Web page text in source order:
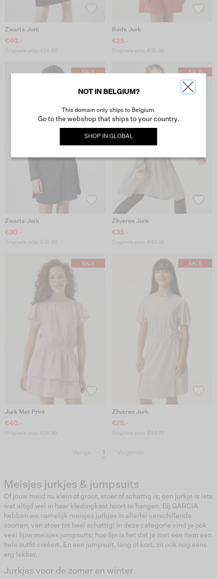
Zwarte Jurk
€40.-
Originele prijs: €59.99
Rode Jurk
€25.-
Originele prijs: €35.99
Zwarte Jurk
€30.-
Originele prijs: €39.99
Zilveren Jurk
€35.-
Originele prijs: €49.99
Jurk Met Print
€40.-
Originele prijs: €59.99
Zilveren Jurk
€25.-
Originele prijs: €49.99
1
Meisjes jurkjes & jumpsuits
Of jouw meid nu klein of groot, stoer of schattig is; een jurkje is iets
wat altijd wel in haar kledingkast hoort te hangen. Bij GARCIA
hebben we namelijk meisjes jurkjes in allerlei verschillende
soorten; van stoer tot heel schattig! In deze categorie vind je ook
veel fijne meisjes jumpsuits; hoe fijn is het dat je met één item een
hele outfit creëert. En een jumpsuit, lang of kort, zit ook nog eens
erg lekker.
Jurkjes voor de zomer en winter
NOT IN BELGIUM?
This domain only ships to Belgium.
Go to the webshop that ships to your country.
SHOP IN GLOBAL